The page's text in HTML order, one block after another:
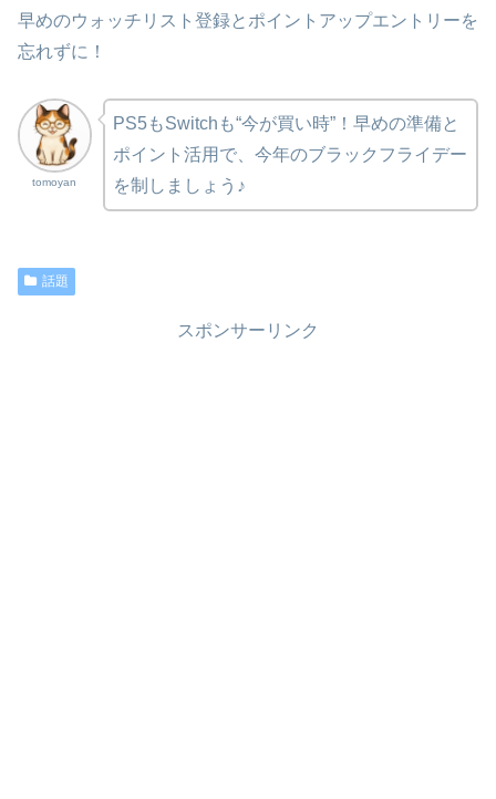
早めのウォッチリスト登録とポイントアップエントリーを
忘れずに！
tomoyan
PS5もSwitchも“今が買い時”！早めの準備と
ポイント活用で、今年のブラックフライデー
を制しましょう♪
話題
スポンサーリンク